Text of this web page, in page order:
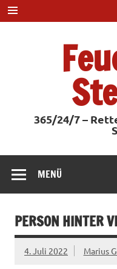
Zum
Inhalt
springen
365/24/7 –
MENÜ
PERSON HINTER
4. Juli 2022 Marius